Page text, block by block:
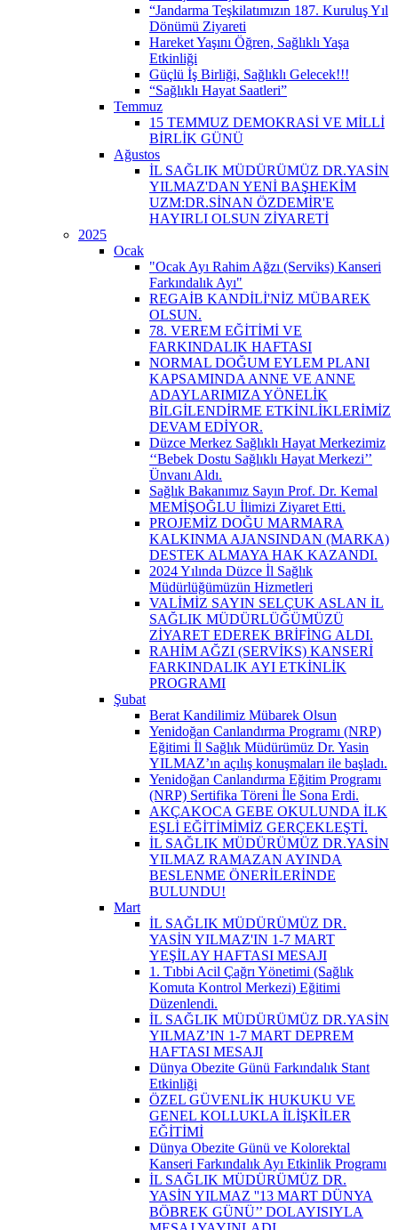
“Jandarma Teşkilatımızın 187. Kuruluş Yıl
Dönümü Ziyareti
Hareket Yaşını Öğren, Sağlıklı Yaşa
Etkinliği
Güçlü İş Birliği, Sağlıklı Gelecek!!!
“Sağlıklı Hayat Saatleri”
Temmuz
15 TEMMUZ DEMOKRASİ VE MİLLİ
BİRLİK GÜNÜ
Ağustos
İL SAĞLIK MÜDÜRÜMÜZ DR.YASİN
YILMAZ'DAN YENİ BAŞHEKİM
UZM:DR.SİNAN ÖZDEMİR'E
HAYIRLI OLSUN ZİYARETİ
2025
Ocak
"Ocak Ayı Rahim Ağzı (Serviks) Kanseri
Farkındalık Ayı"
REGAİB KANDİLİ'NİZ MÜBAREK
OLSUN.
78. VEREM EĞİTİMİ VE
FARKINDALIK HAFTASI
NORMAL DOĞUM EYLEM PLANI
KAPSAMINDA ANNE VE ANNE
ADAYLARIMIZA YÖNELİK
BİLGİLENDİRME ETKİNLİKLERİMİZ
DEVAM EDİYOR.
Düzce Merkez Sağlıklı Hayat Merkezimiz
‘‘Bebek Dostu Sağlıklı Hayat Merkezi’’
Ünvanı Aldı.
Sağlık Bakanımız Sayın Prof. Dr. Kemal
MEMİŞOĞLU İlimizi Ziyaret Etti.
PROJEMİZ DOĞU MARMARA
KALKINMA AJANSINDAN (MARKA)
DESTEK ALMAYA HAK KAZANDI.
2024 Yılında Düzce İl Sağlık
Müdürlüğümüzün Hizmetleri
VALİMİZ SAYIN SELÇUK ASLAN İL
SAĞLIK MÜDÜRLÜĞÜMÜZÜ
ZİYARET EDEREK BRİFİNG ALDI.
RAHİM AĞZI (SERVİKS) KANSERİ
FARKINDALIK AYI ETKİNLİK
PROGRAMI
Şubat
Berat Kandilimiz Mübarek Olsun
Yenidoğan Canlandırma Programı (NRP)
Eğitimi İl Sağlık Müdürümüz Dr. Yasin
YILMAZ’ın açılış konuşmaları ile başladı.
Yenidoğan Canlandırma Eğitim Programı
(NRP) Sertifika Töreni İle Sona Erdi.
AKÇAKOCA GEBE OKULUNDA İLK
EŞLİ EĞİTİMİMİZ GERÇEKLEŞTİ.
İL SAĞLIK MÜDÜRÜMÜZ DR.YASİN
YILMAZ RAMAZAN AYINDA
BESLENME ÖNERİLERİNDE
BULUNDU!
Mart
İL SAĞLIK MÜDÜRÜMÜZ DR.
YASİN YILMAZ'IN 1-7 MART
YEŞİLAY HAFTASI MESAJI
1. Tıbbi Acil Çağrı Yönetimi (Sağlık
Komuta Kontrol Merkezi) Eğitimi
Düzenlendi.
İL SAĞLIK MÜDÜRÜMÜZ DR.YASİN
YILMAZ’IN 1-7 MART DEPREM
HAFTASI MESAJI
Dünya Obezite Günü Farkındalık Stant
Etkinliği
ÖZEL GÜVENLİK HUKUKU VE
GENEL KOLLUKLA İLİŞKİLER
EĞİTİMİ
Dünya Obezite Günü ve Kolorektal
Kanseri Farkındalık Ayı Etkinlik Programı
İL SAĞLIK MÜDÜRÜMÜZ DR.
YASİN YILMAZ ''13 MART DÜNYA
BÖBREK GÜNÜ’’ DOLAYISIYLA